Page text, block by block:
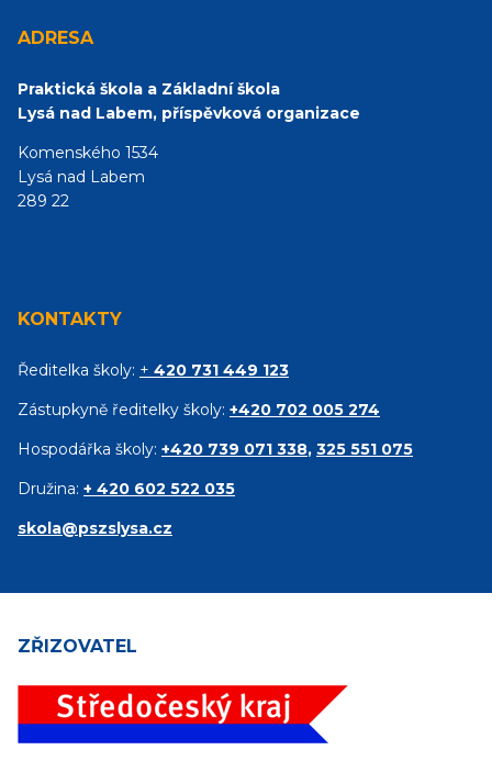
ADRESA
Praktická škola a Základní škola
Lysá nad Labem, příspěvková organizace
Komenského 1534
Lysá nad Labem
289 22
KONTAKTY
Ředitelka školy: + 420 731 449 123
Zástupkyně ředitelky školy: +420 702 005 274
Hospodářka školy: +420 739 071 338, 325 551 075
Družina: + 420 602 522 035
skola@pszslysa.cz
ZŘIZOVATEL